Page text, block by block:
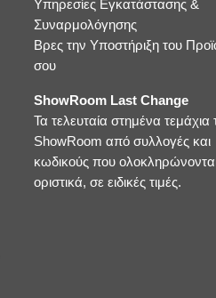
Υπηρεσίες Εγκατάστασης &
Συναρμολόγησης
Βρες την Υποστήριξη του
σου
ShowRoom Last Change
Τα τελευταία στημένα τεμάχια
ShowRoom από συλλογές και
κωδικούς που
οριστικά, σε ειδικές τιμές.